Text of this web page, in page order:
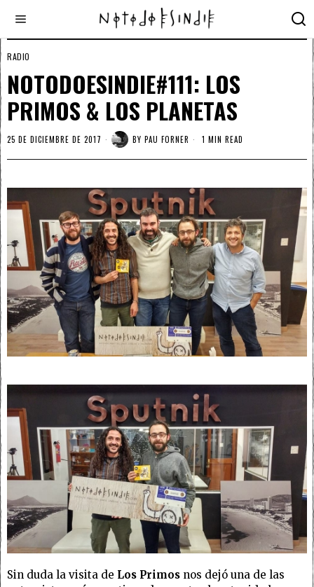
RADIO
NOTODOESINDIE#111: LOS
PRIMOS & LOS PLANETAS
25 DE DICIEMBRE DE 2017 BY PAU FORNER 1 MIN READ
Sin duda la visita de Los Primos nos dejó una de las